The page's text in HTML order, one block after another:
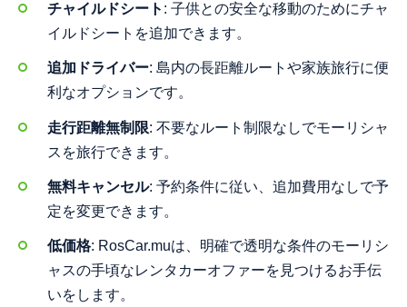
チャイルドシート : 子供との安全な移動のためにチャ
イルドシートを追加できます。
追加ドライバー: 島内の長距離ルートや家族旅行に便
利なオプションです。
走行距離無制限: 不要なルート制限なしでモーリシャ
スを旅行できます。
無料キャンセル: 予約条件に従い、追加費用なしで予
定を変更できます。
低価格: RosCar.muは、明確で透明な条件のモーリシ
ャスの手頃なレンタカーオファーを見つけるお手伝
いをします。